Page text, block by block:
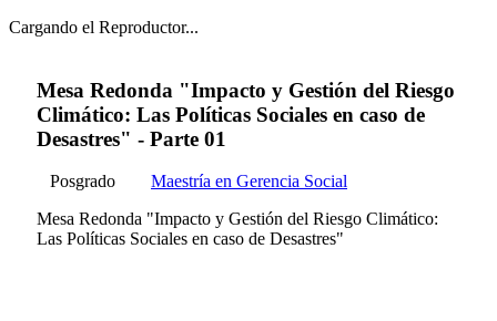
Cargando el Reproductor...
Mesa Redonda "Impacto y Gestión del Riesgo
Climático: Las Políticas Sociales en caso de
Desastres" - Parte 01
Posgrado
Maestría en Gerencia Social
Mesa Redonda "Impacto y Gestión del Riesgo Climático:
Las Políticas Sociales en caso de Desastres"